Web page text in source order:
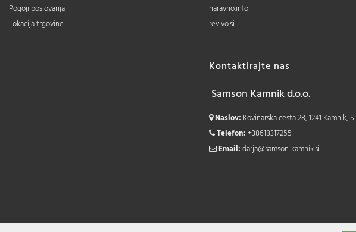
Pogoji poslovanja
Lokacija trgovine
naravno.info
revivo.si
Kontaktirajte nas
Samson Kamnik d.o.o.
Naslov: Kovinarska cesta 28, 1241 Kamnik, SI
Telefon:+38618317255
Email:darja@samson-kamnik.si